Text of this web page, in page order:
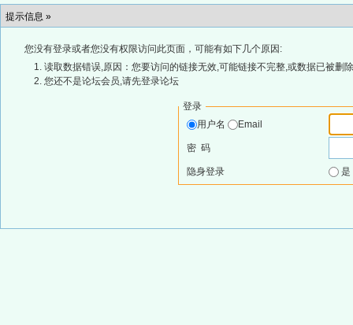
提示信息 »
您没有登录或者您没有权限访问此页面，可能有如下几个原因:
读取数据错误,原因：您要访问的链接无效,可能链接不完整,或数据已被删
您还不是论坛会员,请先登录论坛
登录
用户名
Email
密 码
隐身登录